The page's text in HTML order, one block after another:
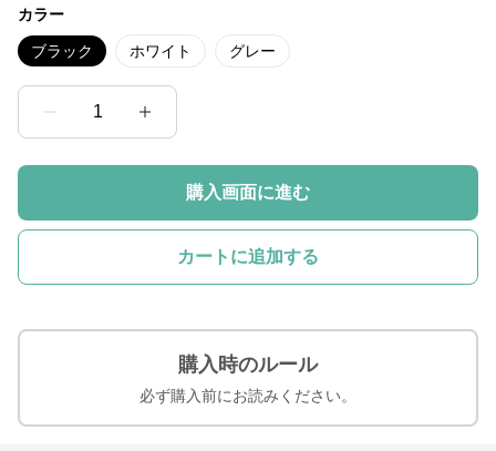
カラー
ブラック ホワイト グレー
1
購入画面に進む
カートに追加する
購入時のルール
必ず購入前にお読みください。